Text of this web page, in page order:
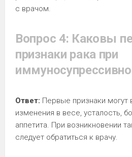
с врачом.
Вопрос 4: Каковы
признаки рака при
Ответ: Первые признаки
изменения в весе, усталость,
аппетита. При возникновении
следует обратиться к врачу.